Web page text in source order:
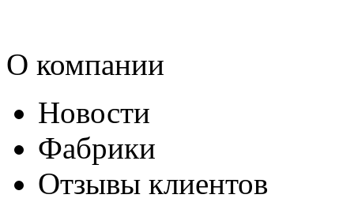
О компании
Новости
Фабрики
Отзывы клиентов